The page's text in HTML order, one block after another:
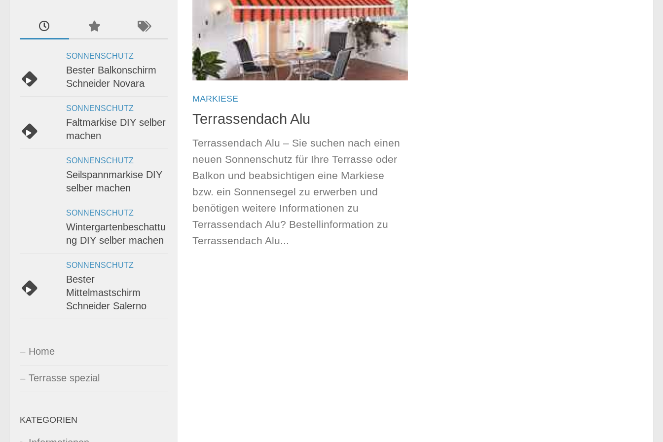
MARKIESE
Terrassendach Alu
Terrassendach Alu – Sie suchen nach einen
neuen Sonnenschutz für Ihre Terrasse oder
Balkon und beabsichtigen eine Markiese
bzw. ein Sonnensegel zu erwerben und
benötigen weitere Informationen zu
Terrassendach Alu? Bestellinformation zu
Terrassendach Alu...
SONNENSCHUTZ
Bester Balkonschirm
Schneider Novara
SONNENSCHUTZ
Faltmarkise DIY selber
machen
SONNENSCHUTZ
Seilspannmarkise DIY
selber machen
SONNENSCHUTZ
Wintergartenbeschattu
ng DIY selber machen
SONNENSCHUTZ
Bester
Mittelmastschirm
Schneider Salerno
Home
Terrasse spezial
KATEGORIEN